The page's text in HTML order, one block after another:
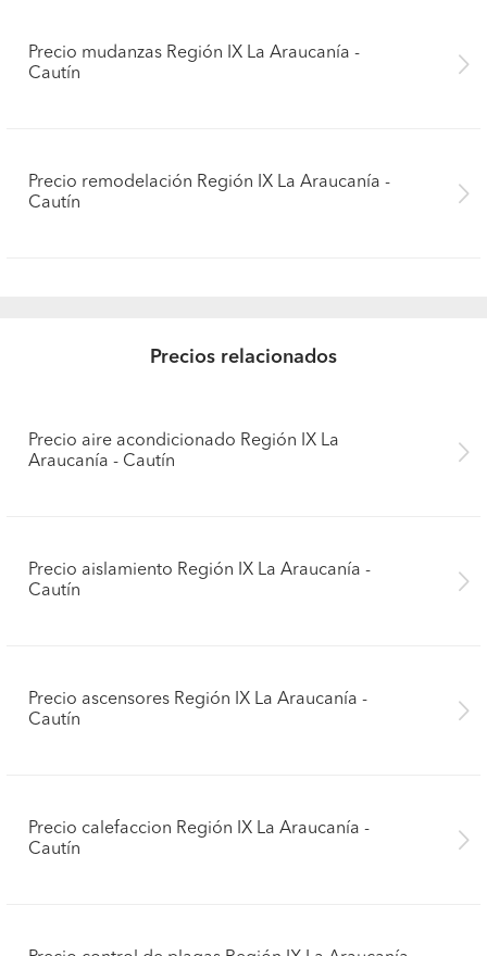
Precio mudanzas Región IX La Araucanía -
Cautín
Precio remodelación Región IX La Araucanía -
Cautín
Precios relacionados
Precio aire acondicionado Región IX La
Araucanía - Cautín
Precio aislamiento Región IX La Araucanía -
Cautín
Precio ascensores Región IX La Araucanía -
Cautín
Precio calefaccion Región IX La Araucanía -
Cautín